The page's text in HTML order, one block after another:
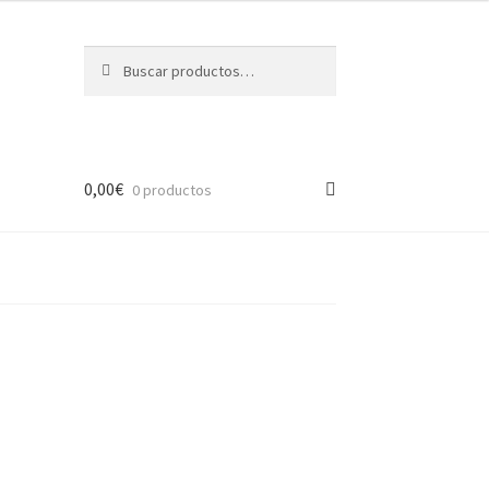
por:
0,00€ 0 productos